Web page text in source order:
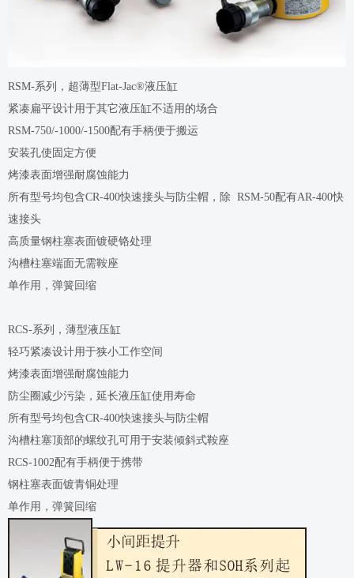
RSM-系列，超薄型Flat-Jac®液压缸
紧凑扁平设计用于其它液压缸不适用的场合
RSM-750/-1000/-1500配有手柄便于搬运
安装孔使固定方便
烤漆表面增强耐腐蚀能力
所有型号均包含CR-400快速接头与防尘帽，除 RSM-50配有AR-400快
速接头
高质量钢柱塞表面镀硬铬处理
沟槽柱塞端面无需鞍座
单作用，弹簧回缩
RCS-系列，薄型液压缸
轻巧紧凑设计用于狭小工作空间
烤漆表面增强耐腐蚀能力
防尘圈减少污染，延长液压缸使用寿命
所有型号均包含CR-400快速接头与防尘帽
沟槽柱塞顶部的螺纹孔可用于安装倾斜式鞍座
RCS-1002配有手柄便于携带
钢柱塞表面镀青铜处理
单作用，弹簧回缩